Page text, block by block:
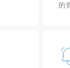
的